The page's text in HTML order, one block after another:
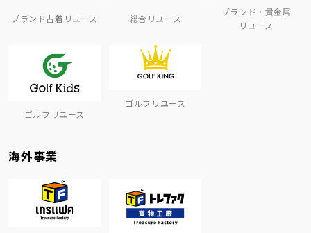
ブランド古着リユース 総合リユース
ブランド・貴金属
リユース
ゴルフリユース
ゴルフリユース
海外事業